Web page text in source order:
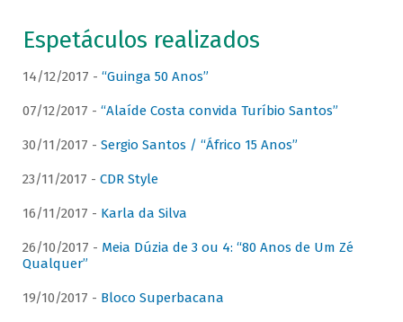
Espetáculos realizados
14/12/2017 - “Guinga 50 Anos”
07/12/2017 - “Alaíde Costa convida Turíbio Santos”
30/11/2017 - Sergio Santos / “Áfrico 15 Anos”
23/11/2017 - CDR Style
16/11/2017 - Karla da Silva
26/10/2017 - Meia Dúzia de 3 ou 4: “80 Anos de Um Zé
Qualquer”
19/10/2017 - Bloco Superbacana